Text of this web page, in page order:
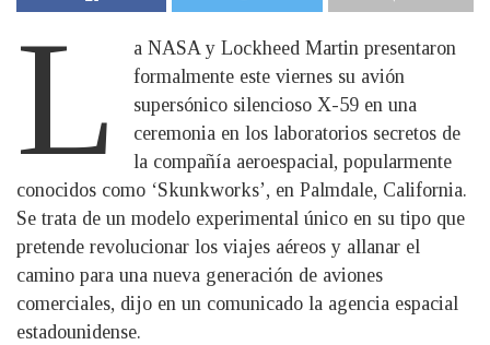
L
a NASA y Lockheed Martin presentaron
formalmente este viernes su avión
supersónico silencioso X-59 en una
ceremonia en los laboratorios secretos de
la compañía aeroespacial, popularmente
conocidos como ‘Skunkworks’, en Palmdale, California.
Se trata de un modelo experimental único en su tipo que
pretende revolucionar los viajes aéreos y allanar el
camino para una nueva generación de aviones
comerciales, dijo en un comunicado la agencia espacial
estadounidense.